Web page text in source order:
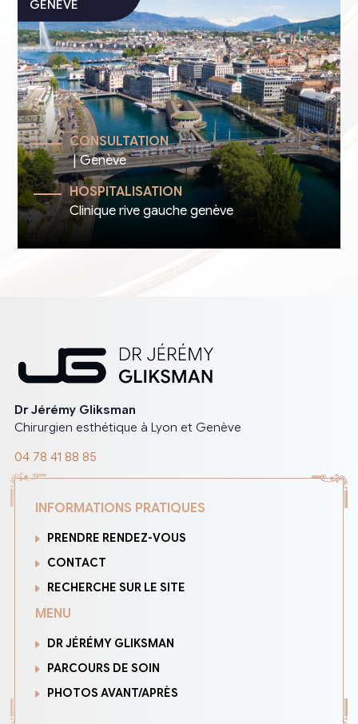
CONSULTATION
| Genève
HOSPITALISATION
Clinique rive gauche genève
Dr Jérémy Gliksman
Chirurgien esthétique à Lyon et Genève
04 78 41 88 85
INFORMATIONS PRATIQUES
PRENDRE RENDEZ-VOUS
CONTACT
RECHERCHE SUR LE SITE
MENU
DR JÉRÉMY GLIKSMAN
PARCOURS DE SOIN
PHOTOS AVANT/APRÈS